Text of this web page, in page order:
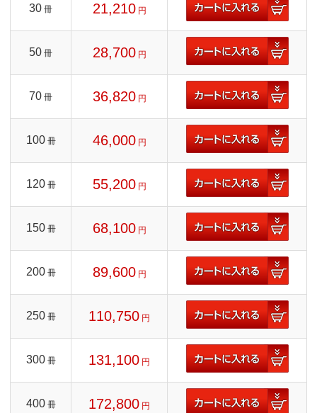
30 冊 21,210 円
50 冊 28,700 円
70 冊 36,820 円
100 冊 46,000 円
120 冊 55,200 円
150 冊 68,100 円
200 冊 89,600 円
250 冊 110,750 円
300 冊 131,100 円
400 冊 172,800 円